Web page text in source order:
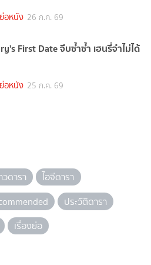
อหนัง 26 ก.ค. 69
First Date จีบซ้ำซ้ำ เฮนรี่จำไม่ได้
อหนัง 25 ก.ค. 69
วดารา
ไอจีดารา
ประวัติดารา
เรื่องย่อ